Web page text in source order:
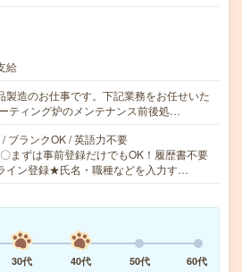
給
製造のお仕事です。下記業務をお任せいた
ティング炉のメンテナンス前後処…
ブランクOK / 英語力不要
まずは事前登録だけでもOK！履歴書不要
イン登録★氏名・職種などを入力す…
30代 40代 50代 60代